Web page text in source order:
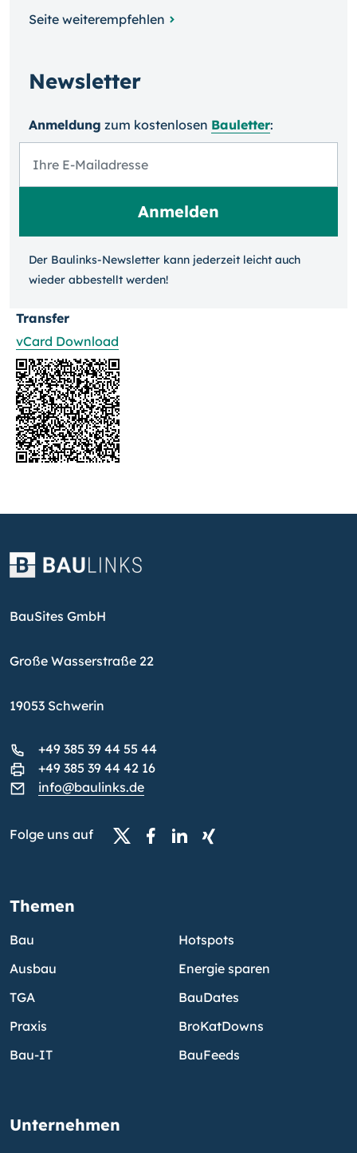
Seite weiterempfehlen
Newsletter
Anmeldung zum kosten­losen Bauletter:
Der Baulinks-Newsletter kann jeder­zeit leicht auch
wieder ab­bestellt werden!
Transfer
vCard Download
BauSites GmbH
Große Wasserstraße 22
19053 Schwerin
+49 385 39 44 55 44
+49 385 39 44 42 16
info@baulinks.de
Folge uns auf
Themen
Bau
Ausbau
TGA
Praxis
Bau-IT
Hotspots
Energie sparen
BauDates
BroKatDowns
BauFeeds
Unternehmen